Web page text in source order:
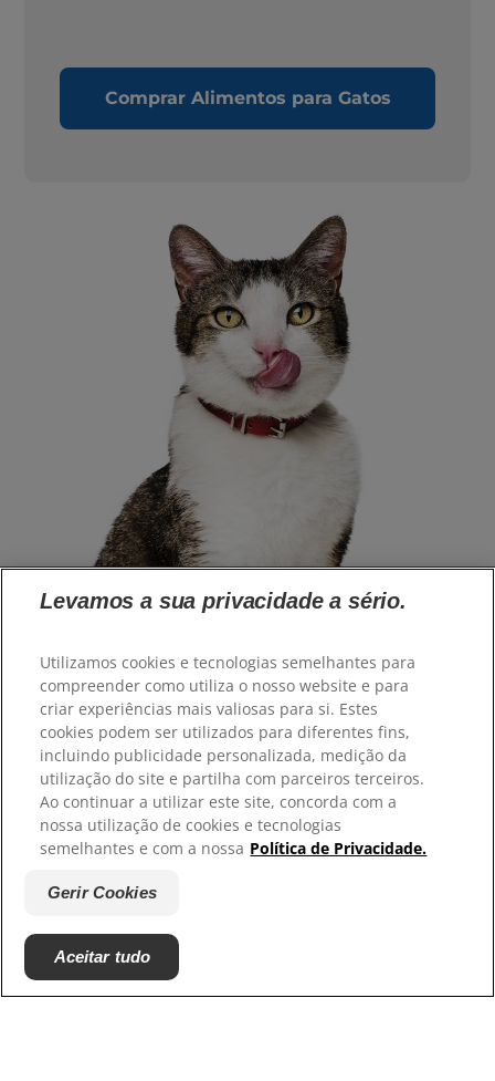
Comprar Alimentos para Gatos
Recursos
Contacte-nos
Mapa do site
Os nossos sites
Hill’s Vet
Trabalhe connosco
Levamos a sua privacidade a sério.
Utilizamos cookies e tecnologias semelhantes para
compreender como utiliza o nosso website e para
criar experiências mais valiosas para si. Estes
cookies podem ser utilizados para diferentes fins,
incluindo publicidade personalizada, medição da
utilização do site e partilha com parceiros terceiros.
Ao continuar a utilizar este site, concorda com a
nossa utilização de cookies e tecnologias
semelhantes e com a nossa Política de Privacidade.
Gerir Cookies
Aceitar tudo